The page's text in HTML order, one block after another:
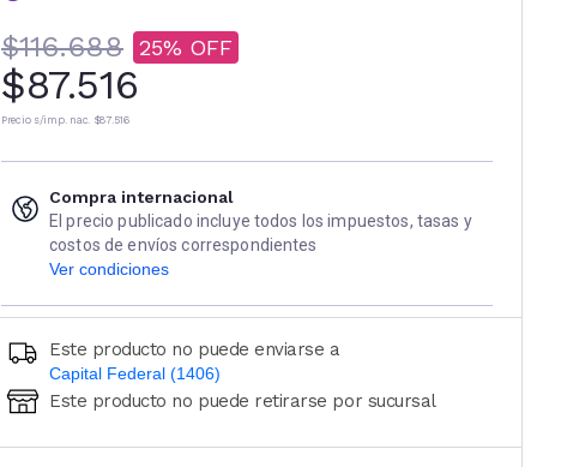
$116.688 25
$87.516
Precio s/imp. nac. $87.516
Compra internacional
El precio publicado incluye todos los impuestos, tasas y
costos de envíos correspondientes
Ver condiciones
Este producto no puede enviarse a
Capital Federal (1406)
Ingresá código postal (sólo números)
CALCULAR
Este producto no puede retirarse por sucursal